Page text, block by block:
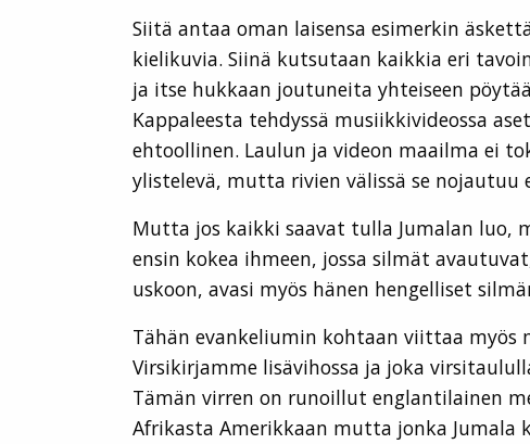
Siitä antaa oman laisensa esimerkin
kielikuvia. Siinä kutsutaan kaikkia eri
ja itse hukkaan joutuneita yhteiseen
Kappaleesta tehdyssä musiikkivideossa
ehtoollinen. Laulun ja videon maailma ei
ylistelevä, mutta rivien välissä se
Mutta jos kaikki saavat tulla Jumalan luo,
ensin kokea ihmeen, jossa silmät
uskoon, avasi myös hänen hengelliset
Tähän evankeliumin kohtaan viittaa
Virsikirjamme lisävihossa ja joka
Tämän virren on runoillut englantilainen
Afrikasta Amerikkaan mutta jonka Jumala